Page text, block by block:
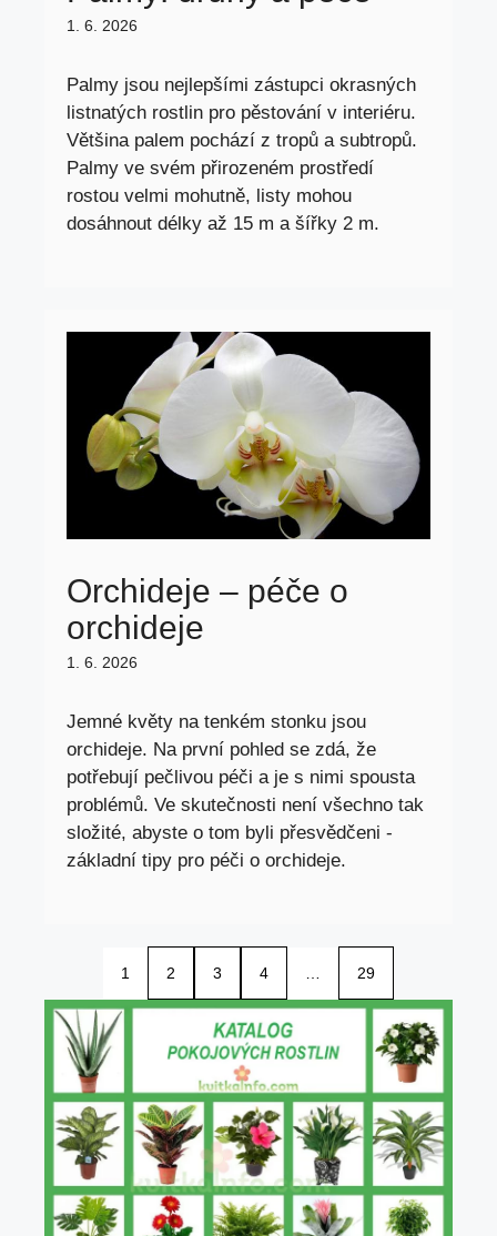
1. 6. 2026
Palmy jsou nejlepšími zástupci okrasných
listnatých rostlin pro pěstování v interiéru.
Většina palem pochází z tropů a subtropů.
Palmy ve svém přirozeném prostředí
rostou velmi mohutně, listy mohou
dosáhnout délky až 15 m a šířky 2 m.
Orchideje – péče o
orchideje
1. 6. 2026
Jemné květy na tenkém stonku jsou
orchideje. Na první pohled se zdá, že
potřebují pečlivou péči a je s nimi spousta
problémů. Ve skutečnosti není všechno tak
složité, abyste o tom byli přesvědčeni -
základní tipy pro péči o orchideje.
1 2 3 4 29